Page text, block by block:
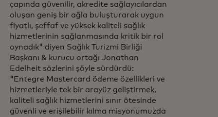
çapında güvenilir, akredite sağlayıcılardan
oluşan geniş bir ağla buluşturarak uygun
fiyatlı, şeffaf ve yüksek kaliteli sağlık
hizmetlerinin sağlanmasında kritik bir rol
oynadık" diyen Sağlık Turizmi Birliği
Başkanı & kurucu ortağı Jonathan
Edelheit sözlerini şöyle sürdürdü:
"Entegre Mastercard ödeme özellikleri ve
hizmetleriyle tek bir arayüz geliştirmek,
kaliteli sağlık hizmetlerini sınır ötesinde
güvenli ve erişilebilir kılma misyonumuzda